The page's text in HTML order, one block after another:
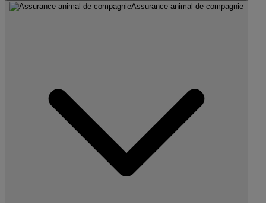
Assurance animal de compagnie